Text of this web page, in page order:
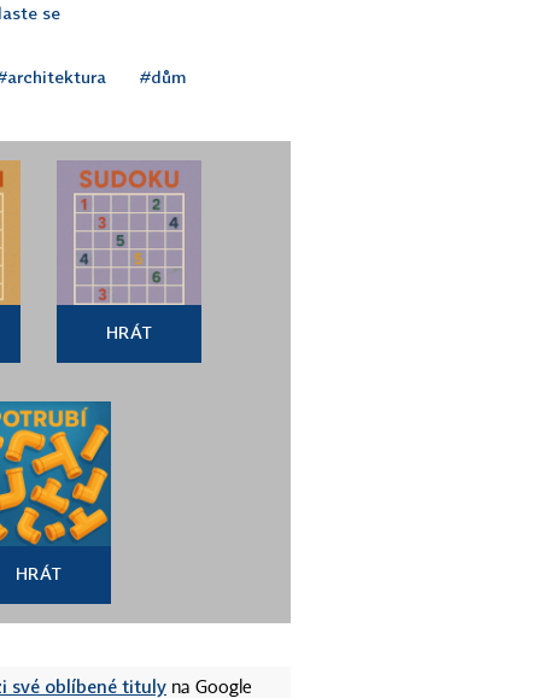
se
#dům
HRÁT
HRÁT
své oblíbené tituly na Google